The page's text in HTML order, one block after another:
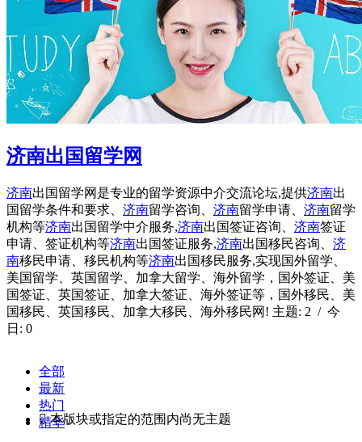
济南出国留学网
济南出国留学网是专业的留学资源中介交流论坛,提供济南出
国留学条件和要求、 济南留学咨询、 济南留学申请、 济南留学
机构等济南出国留学中介服务,济南出国签证咨询、 济南签证
申请、签证机构等济南出国签证服务,济南出国移民咨询、 济
南移民申请、移民机构等济南出国移民服务,实现国外留学、
美国留学、英国留学、加拿大留学、海外留学，国外签证、美
国签证、英国签证、加拿大签证、海外签证等，国外移民、美
国移民、英国移民、加拿大移民、海外移民网! 主题: 2 / 今
日: 0
全部
最新
热门
精华
 本版块或指定的范围内尚无主题